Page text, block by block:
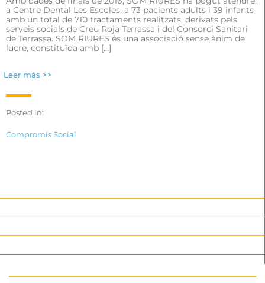
a Centre Dental Les Escoles, a 73 pacients adults i 39 infants
amb un total de 710 tractaments realitzats, derivats pels
serveis socials de Creu Roja Terrassa i del Consorci Sanitari
de Terrassa. SOM RIURES és una associació sense ànim de
lucre, constituïda amb […]
Leer más >>
Posted in:
Compromís Social